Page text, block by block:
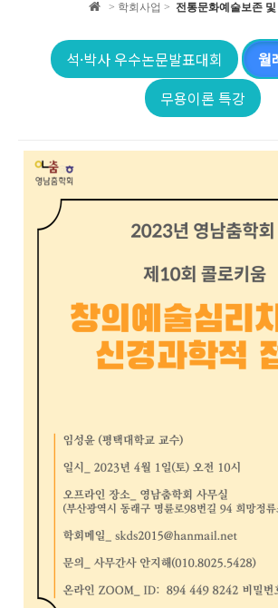
> 학회사업 > 전통문화예술보존 및
석·박사 우수논문발표대회
월
무용이론 특강